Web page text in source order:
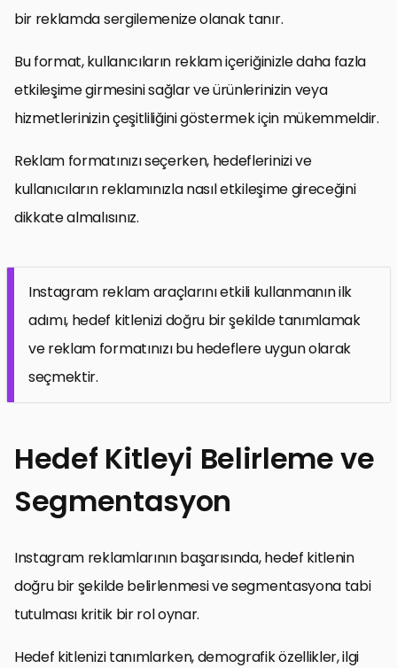
bir reklamda sergilemenize olanak tanır.
Bu format, kullanıcıların reklam içeriğinizle daha fazla
etkileşime girmesini sağlar ve ürünlerinizin veya
hizmetlerinizin çeşitliliğini göstermek için mükemmeldir.
Reklam formatınızı seçerken, hedeflerinizi ve
kullanıcıların reklamınızla nasıl etkileşime gireceğini
dikkate almalısınız.
Instagram reklam araçlarını etkili kullanmanın ilk
adımı, hedef kitlenizi doğru bir şekilde tanımlamak
ve reklam formatınızı bu hedeflere uygun olarak
seçmektir.
Hedef Kitleyi Belirleme ve
Segmentasyon
Instagram reklamlarının başarısında, hedef kitlenin
doğru bir şekilde belirlenmesi ve segmentasyona tabi
tutulması kritik bir rol oynar.
Hedef kitlenizi tanımlarken, demografik özellikler, ilgi